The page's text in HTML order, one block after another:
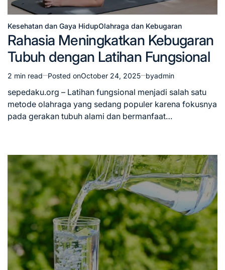
Posted
in
Kesehatan dan Gaya HidupOlahraga dan Kebugaran
Rahasia Meningkatkan Kebugaran
Tubuh dengan Latihan Fungsional
Estimated
read
time
2 min read Posted onOctober 24, 2025 byadmin
sepedaku.org – Latihan fungsional menjadi salah satu
metode olahraga yang sedang populer karena fokusnya
pada gerakan tubuh alami dan bermanfaat…